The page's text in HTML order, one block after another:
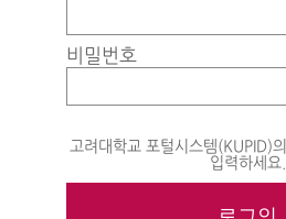
비밀번호
고려대학교 포털시스템(KUPID)
입력하세요.